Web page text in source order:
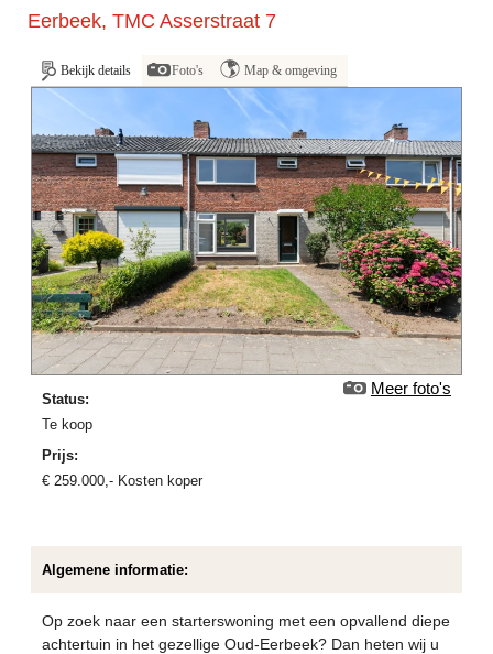
Eerbeek, TMC Asserstraat 7
Bekijk details Foto's Map & omgeving
Meer foto's
Status:
Te koop
Prijs:
€ 259.000 ,- Kosten koper
Algemene informatie:
Op zoek naar een starterswoning met een opvallend diepe
achtertuin in het gezellige Oud-Eerbeek? Dan heten wij u